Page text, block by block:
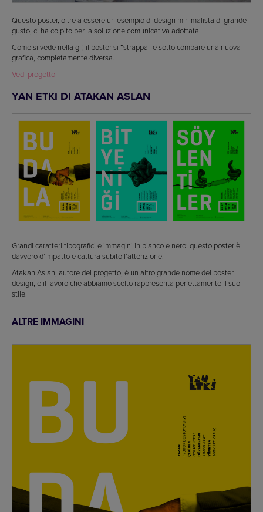
Questo poster, oltre a essere un esempio di design minimalista di grande
gusto, ci ha colpito per la soluzione comunicativa adottata.
Come si vede nella gif, il poster si “strappa” e sotto compare una nuova
grafica, completamente diversa.
Vedi progetto
YAN ETKI DI ATAKAN ASLAN
Grandi caratteri tipografici e immagini in bianco e nero: questo poster è
davvero d’impatto e cattura subito l’attenzione.
Atakan Aslan, autore del progetto, è un altro grande nome del poster
design, e il lavoro che abbiamo scelto rappresenta perfettamente il suo
stile.
ALTRE IMMAGINI